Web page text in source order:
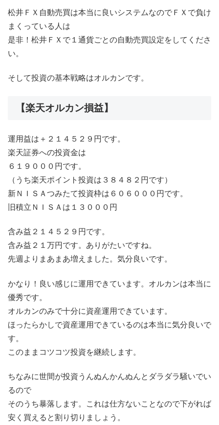
松井ＦＸ自動売買は本当に良いシステムなのでＦＸで負け
まくっている人は
是非！松井ＦＸで１通貨ごとの自動売買設定をしてくださ
い。
そして投資の基本戦略はオルカンです。
【楽天オルカン損益】
運用益は＋２１４５２９円です。
楽天証券への投資金は
６１９０００円です。
（うち楽天ポイント投資は３８４８２円です）
新ＮＩＳＡつみたて投資枠は６０６０００円です。
旧積立ＮＩＳＡは１３０００円
含み益２１４５２９円です。
含み益２１万円です。ありがたいですね。
先週よりまあまあ増えました。気分良いです。
かなり！良い感じに運用できています。オルカンは本当に
優秀です。
オルカンのみで十分に資産運用できています。
ほったらかしで資産運用できているのは本当に気分良いで
す。
このままコツコツ投資を継続します。
ちなみに世間が投資うんぬんかんぬんとダラダラ騒いでい
るので
そのうち暴落します。これは仕方ないことなので下がれば
安く買えると割り切りましょう。